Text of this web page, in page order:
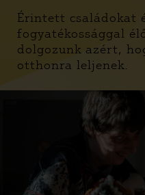
Érintett családokat
fogyatékossággal
dolgozunk azért,
otthonra leljenek.